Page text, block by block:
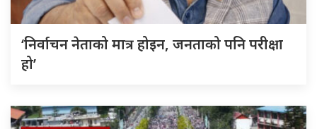
‘निर्वाचन नेताको मात्र होइन, जनताको पनि परीक्षा
हो’